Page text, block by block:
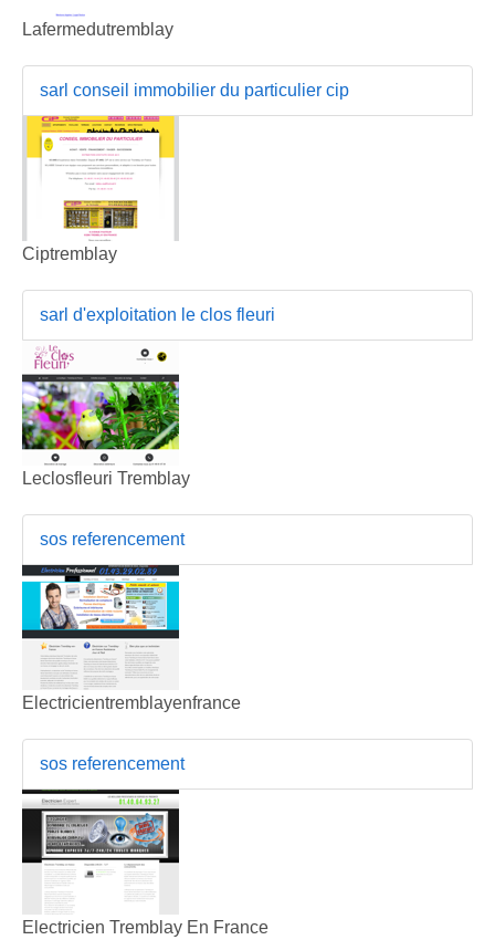
Lafermedutremblay
sarl conseil immobilier du particulier cip
Ciptremblay
sarl d'exploitation le clos fleuri
Leclosfleuri Tremblay
sos referencement
Electricientremblayenfrance
sos referencement
Electricien Tremblay En France